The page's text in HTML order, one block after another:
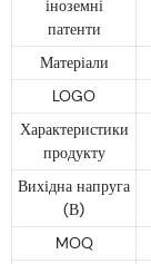
іноземні
патенти
Матеріали
LOGO
Характеристики
продукту
Вихідна напруга
(В)
MOQ